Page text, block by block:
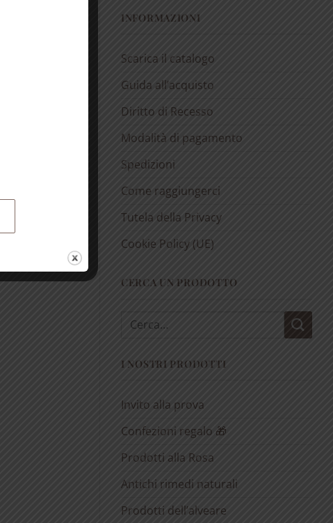
INFORMAZIONI
Scarica il catalogo
Guida all’acquisto
Diritto di Recesso
Modalità di pagamento
Spedizioni
Come raggiungerci
Tutela della Privacy
Cookie Policy (UE)
CERCA UN PRODOTTO
Cerca:
I NOSTRI PRODOTTI
Invito alla prova
Confezioni regalo 🎁
Prodotti alla Rosa
Antichi rimedi naturali
Prodotti dell’alveare